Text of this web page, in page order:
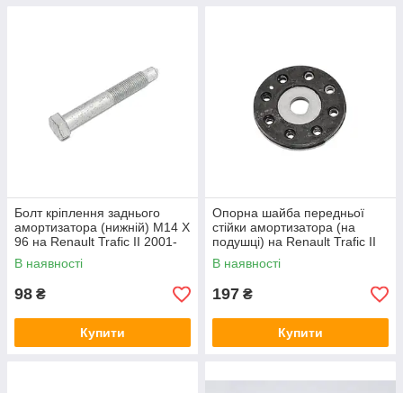
безкоштовною доставкою в усі міста
України: Житомир, Вінниця, Кіровоград, Суми, Київ, Харків,
Полтава, Запоріжжя, Полтава, Одеса, Кременчук та ін
Болт кріплення заднього
амортизатора (нижній) M14 X
96 на Renault Trafic II 2001-
>2014 - PSA - 93858954
В наявності
98 ₴
Купити
Опорна шайба передньої
стійки амортизатора (на
подушці) на Renault Trafic II
2001->2014 - Sasic -
SAS4001632
В наявності
197 ₴
Купити